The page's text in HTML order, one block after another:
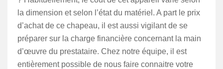
la dimension et selon l’état du matériel. A part le prix
d’achat de ce chapeau, il est aussi vigilant de se
préparer sur la charge financière concernant la main
d’œuvre du prestataire. Chez notre équipe, il est
entièrement possible de nous faire connaitre votre